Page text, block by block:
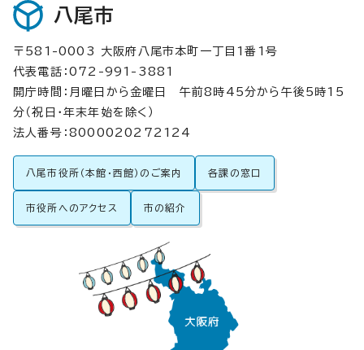
八尾市
〒581-0003 大阪府八尾市本町一丁目1番1号
代表電話：072-991-3881
開庁時間：月曜日から金曜日 午前8時45分から午後5時15
分（祝日・年末年始を除く）
法人番号：8000020272124
八尾市役所（本館・西館）のご案内 各課の窓口
市役所へのアクセス 市の紹介